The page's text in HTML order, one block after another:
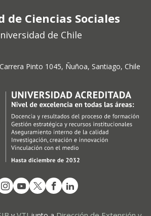
de Ciencias Sociales
de Chile
Pinto 1045, Ñuñoa, Santiago, Chile